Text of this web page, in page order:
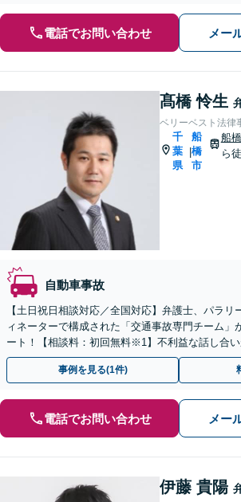
電話でお問い合わせ メー
髙橋 怜生
ベリーベスト法律
千
葉
県
|
船
橋
市
船
ら
自動車事故
【土日祝日相談対応／全国対応】弁護士、パラリ
ィネーターで構成された「交通事故専門チーム」
ート！【相談料：初回無料※1】不利益な話し合
ぐ相談！
事例を見る(1件)
電話でお問い合わせ メー
伊藤 貴陽